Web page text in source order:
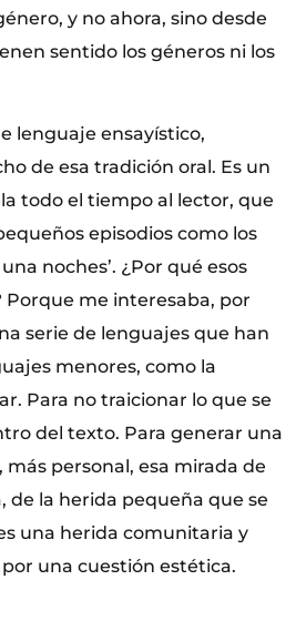
y no ahora, sino desde
sentido los géneros ni los
lenguaje ensayístico,
de esa tradición oral. Es un
todo el tiempo al lector, que
episodios como los
noches’. ¿Por qué esos
Porque me interesaba, por
serie de lenguajes que han
menores, como la
Para no traicionar lo que se
del texto. Para generar una
personal, esa mirada de
de la herida pequeña que se
una herida comunitaria y
una cuestión estética.